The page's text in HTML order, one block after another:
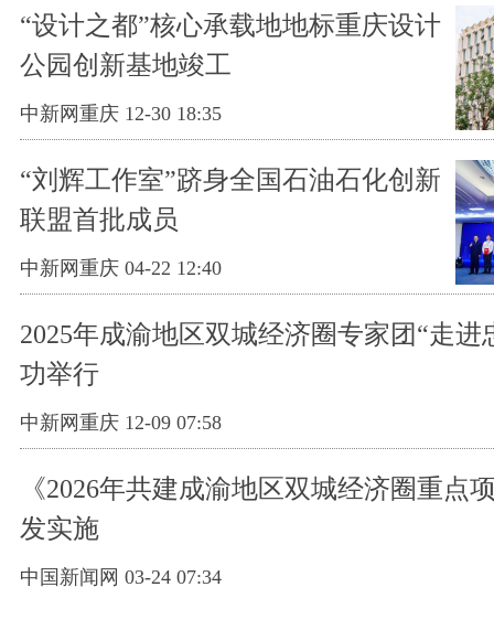
“设计之都”核心承载地地标重庆设计
公园创新基地竣工
中新网重庆 12-30 18:35
“刘辉工作室”跻身全国石油石化创新
联盟首批成员
中新网重庆 04-22 12:40
2025年成渝地区双城经济圈专家团“走进
功举行
中新网重庆 12-09 07:58
《2026年共建成渝地区双城经济圈重点
发实施
中国新闻网 03-24 07:34